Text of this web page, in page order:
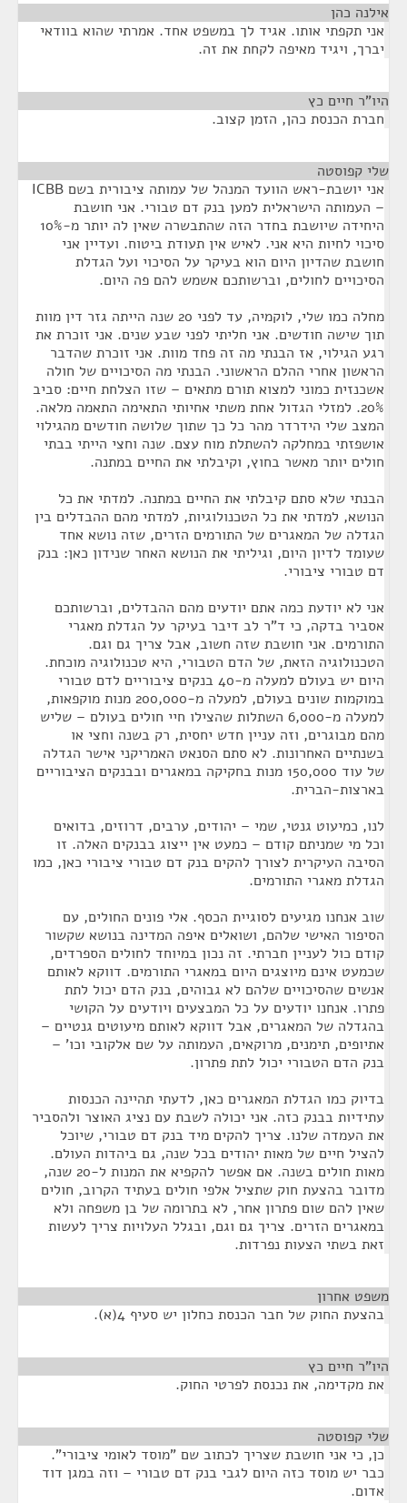
אילנה כהן
אני תקפתי אותו. אגיד לך במשפט אחד. אמרתי שהוא בוודאי
יברך, ויגיד מאיפה לקחת את זה.
היו"ר חיים כץ
חברת הכנסת כהן, הזמן קצוב.
שלי קפוסטה
אני יושבת-ראש הוועד המנהל של עמותה ציבורית בשם ICBB
– העמותה הישראלית למען בנק דם טבורי. אני חושבת
היחידה שיושבת בחדר הזה שהתבשרה שאין לה יותר מ-10%
סיכוי לחיות היא אני. לאיש אין תעודת ביטוח. ועדיין אני
חושבת שהדיון היום הוא בעיקר על הסיכוי ועל הגדלת
הסיכויים לחולים, וברשותכם אשמש להם פה היום.
מחלה כמו שלי, לוקמיה, עד לפני 20 שנה הייתה גזר דין מוות
תוך שישה חודשים. אני חליתי לפני שבע שנים. אני זוכרת את
רגע הגילוי, אז הבנתי מה זה פחד מוות. אני זוכרת שהדבר
הראשון אחרי ההלם הראשוני. הבנתי מה הסיכויים של חולה
אשכנזית כמוני למצוא תורם מתאים – שזו הצלחת חיים: סביב
20%. למזלי הגדול אחת משתי אחיותי התאימה התאמה מלאה.
המצב שלי הידרדר מהר כל כך שתוך שלושה חודשים מהגילוי
אושפזתי במחלקה להשתלת מוח עצם. שנה וחצי הייתי בבתי
חולים יותר מאשר בחוץ, וקיבלתי את החיים במתנה.
הבנתי שלא סתם קיבלתי את החיים במתנה. למדתי את כל
הנושא, למדתי את כל הטכנולוגיות, למדתי מהם ההבדלים בין
הגדלה של המאגרים של התורמים הזרים, שזה נושא אחד
שעומד לדיון היום, וגיליתי את הנושא האחר שנידון כאן: בנק
דם טבורי ציבורי.
אני לא יודעת כמה אתם יודעים מהם ההבדלים, וברשותכם
אסביר בדקה, כי ד"ר לב דיבר בעיקר על הגדלת מאגרי
התורמים. אני חושבת שזה חשוב, אבל צריך גם וגם.
הטכנולוגיה הזאת, של הדם הטבורי, היא טכנולוגיה מוכחת.
היום יש בעולם למעלה מ-40 בנקים ציבוריים לדם טבורי
במוקמות שונים בעולם, למעלה מ-200,000 מנות מוקפאות,
למעלה מ-6,000 השתלות שהצילו חיי חולים בעולם – שליש
מהם מבוגרים, וזה עניין חדש יחסית, רק בשנה וחצי או
בשנתיים האחרונות. לא סתם הסנאט האמריקני אישר הגדלה
של עוד 150,000 מנות בחקיקה במאגרים ובבנקים הציבוריים
בארצות-הברית.
לנו, כמיעוט גנטי, שמי – יהודים, ערבים, דרוזים, בדואים
וכל מי שמניתם קודם – כמעט אין ייצוג בבנקים האלה. זו
הסיבה העיקרית לצורך להקים בנק דם טבורי ציבורי כאן, כמו
הגדלת מאגרי התורמים.
שוב אנחנו מגיעים לסוגיית הכסף. אלי פונים החולים, עם
הסיפור האישי שלהם, ושואלים איפה המדינה בנושא שקשור
קודם כול לעניין חברתי. זה נכון במיוחד לחולים הספרדים,
שכמעט אינם מיוצגים היום במאגרי התורמים. דווקא לאותם
אנשים שהסיכויים שלהם לא גבוהים, בנק הדם יכול לתת
פתרו. אנחנו יודעים על כל המבצעים ויודעים על הקושי
בהגדלה של המאגרים, אבל דווקא לאותם מיעוטים גנטיים –
אתיופים, תימנים, מרוקאים, העמותה על שם אלקובי וכו' –
בנק הדם הטבורי יכול לתת פתרון.
בדיוק כמו הגדלת המאגרים כאן, לדעתי תהיינה הכנסות
עתידיות בבנק כזה. אני יכולה לשבת עם נציג האוצר ולהסביר
את העמדה שלנו. צריך להקים מיד בנק דם טבורי, שיוכל
להציל חיים של מאות יהודים בכל שנה, גם ביהדות העולם.
מאות חולים בשנה. אם אפשר להקפיא את המנות ל-20 שנה,
מדובר בהצעת חוק שתציל אלפי חולים בעתיד הקרוב, חולים
שאין להם שום פתרון אחר, לא בתרומה של בן משפחה ולא
במאגרים הזרים. צריך גם וגם, ובגלל העלויות צריך לעשות
זאת בשתי הצעות נפרדות.
משפט אחרון
בהצעת החוק של חבר הכנסת כחלון יש סעיף 4(א).
היו"ר חיים כץ
את מקדימה, את נכנסת לפרטי החוק.
שלי קפוסטה
כן, כי אני חושבת שצריך לכתוב שם "מוסד לאומי ציבורי".
כבר יש מוסד כזה היום לגבי בנק דם טבורי – וזה במגן דוד
אדום.